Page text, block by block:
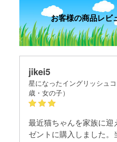
お客様の商品レビ
jikei5
星になったイングリッシュ
歳・女の子）
最近猫ちゃんを家族に迎
ゼントに購入しました